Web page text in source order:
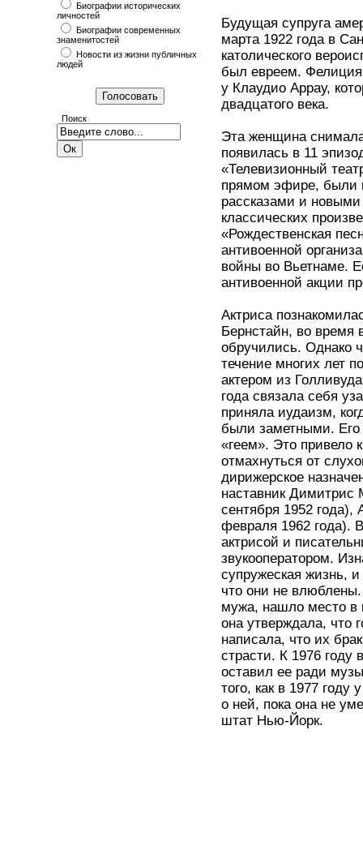
Биографии исторических
личностей
Биографии современных
знаменитостей
Новости из жизни публичных
людей
Поиск
Будущая супруга
марта 1922 года в
католического
был евреем.
у Клаудио Аррау,
двадцатого века.
Эта женщина
появилась в 11
«Телевизионный
прямом эфире, были
рассказами и
классических
«Рождественская
антивоенной
войны во Вьетнаме.
антивоенной акции
Актриса
Бернстайн, во время
обручились. Однако
течение многих лет
актером из
года связала себя
приняла иудаизм,
были заметными. Его
«геем». Это привело
отмахнуться от
дирижерское
наставник
сентября 1952
февраля 1962 года).
актрисой и
звукооператором.
супружеская жизнь,
что они не
мужа, нашло место в
она утверждала, что
написала, что их
страсти. К 1976 году
оставил ее ради
того, как в 1977 году
о ней, пока она не
штат Нью-Йорк.